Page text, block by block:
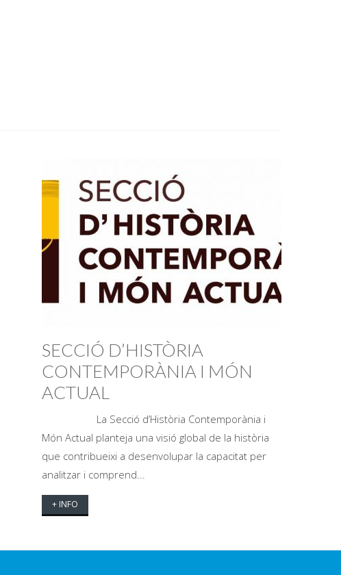
SECCIÓ D’HISTÒRIA
CONTEMPORÀNIA I MÓN
ACTUAL
La Secció d’Història Contemporània i
Món Actual planteja una visió global de la història
que contribueixi a desenvolupar la capacitat per
analitzar i comprend...
+ INFO